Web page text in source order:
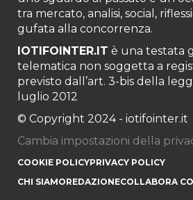
tra mercato, analisi, social,
gufata alla concorrenza.
IOTIFOINTER.IT è una testata
telematica non soggetta a
previsto dall’art. 3-bis della
luglio 2012
© Copyright 2024 - iotifointer.it
Cambia impostazioni della
COOKIE POLICYPRIVACY POLICY
CHI SIAMOREDAZIONECOLLABORA